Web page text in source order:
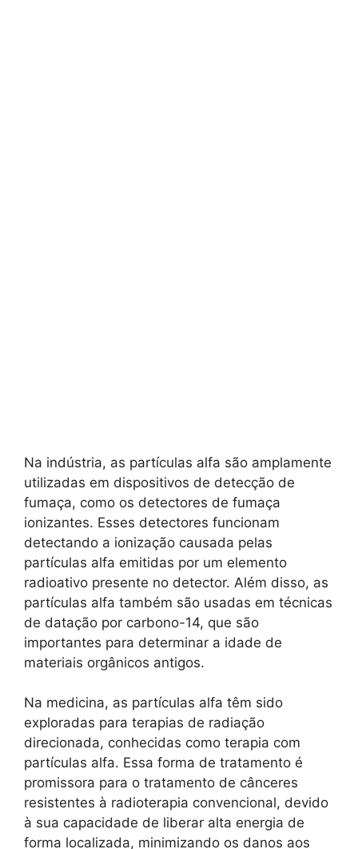
Na indústria, as partículas alfa são amplamente
utilizadas em dispositivos de detecção de
fumaça, como os detectores de fumaça
ionizantes. Esses detectores funcionam
detectando a ionização causada pelas
partículas alfa emitidas por um elemento
radioativo presente no detector. Além disso, as
partículas alfa também são usadas em técnicas
de datação por carbono-14, que são
importantes para determinar a idade de
materiais orgânicos antigos.
Na medicina, as partículas alfa têm sido
exploradas para terapias de radiação
direcionada, conhecidas como terapia com
partículas alfa. Essa forma de tratamento é
promissora para o tratamento de cânceres
resistentes à radioterapia convencional, devido
à sua capacidade de liberar alta energia de
forma localizada, minimizando os danos aos